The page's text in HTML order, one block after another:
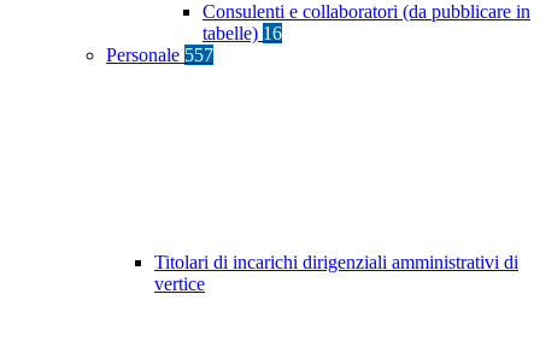
Consulenti e collaboratori (da pubblicare in
tabelle) 16
Personale 557
Titolari di incarichi dirigenziali amministrativi di
vertice